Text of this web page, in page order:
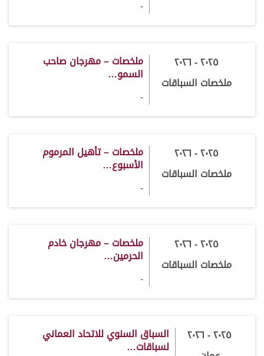
-
٢٠٢٥ - ٢٠٢٦
ملخصات السباقات
ملخصات – مهرجان صاحب
السمو…
-
٢٠٢٥ - ٢٠٢٦
ملخصات السباقات
ملخصات – تأهيل المرموم
الأسبوع…
-
٢٠٢٥ - ٢٠٢٦
ملخصات السباقات
ملخصات – مهرجان خادم
الحرمين…
-
٢٠٢٥ - ٢٠٢٦
السباق السنوي للاتحاد العماني
لسباقات…